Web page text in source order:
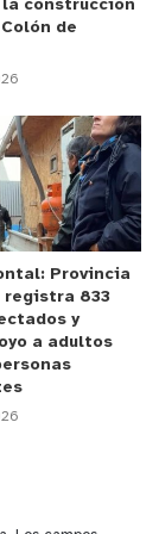
coordinación
han
de pañales
a solventar
y brindar
necesitan
cruzada
XL, se puede
o llamando
la construcción
de
Provincia
registra 833
y
a adultos